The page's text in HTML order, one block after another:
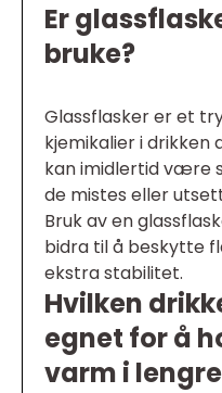
Er
bruke?
Glassflasker er et
kjemikalier i drikken
kan imidlertid være
de mistes eller
Bruk av en
bidra til å beskytte
ekstra stabilitet.
Hvilken
egnet for å
varm i